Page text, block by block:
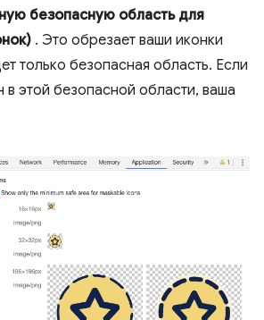
безопасную область для
. Это обрезает ваши иконки
только безопасная область. Если
в этой безопасной области, ваша